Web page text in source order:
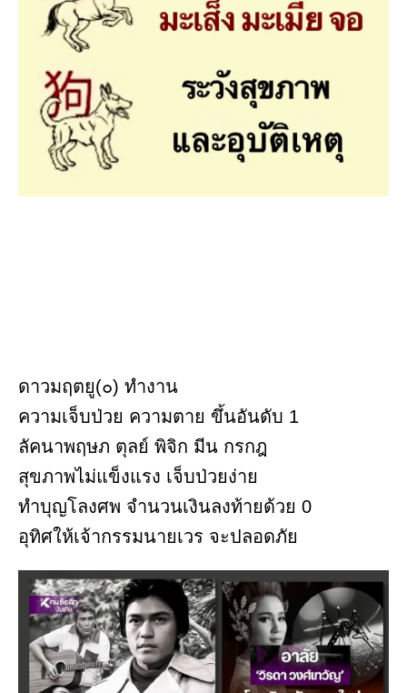
ดาวมฤตยู(๐) ทำงาน
ความเจ็บป่วย ความตาย ขึ้นอันดับ 1
ลัคนาพฤษภ ตุลย์ พิจิก มีน กรกฎ
สุขภาพไม่แข็งแรง เจ็บป่วยง่าย
ทำบุญโลงศพ จำนวนเงินลงท้ายด้วย 0
อุทิศให้เจ้ากรรมนายเวร จะปลอดภัย